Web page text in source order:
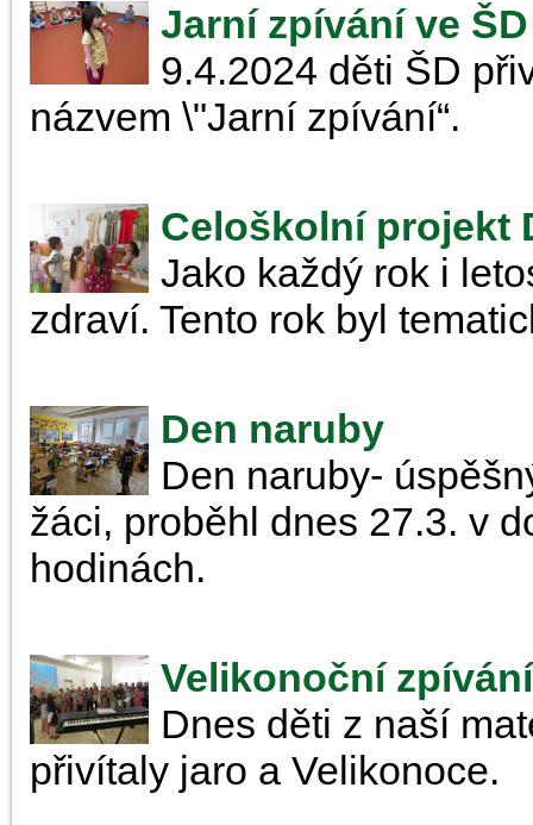
Jarní zpívání ve ŠD
9.4.2024 děti ŠD
názvem \"Jarní zpívání“.
Celoškolní projekt
Jako každý rok i
zdraví. Tento rok byl
Den naruby
Den naruby-
žáci, proběhl dnes 27.3. v
hodinách.
Velikonoční zpívání
Dnes děti z naší
přivítaly jaro a Velikonoce.